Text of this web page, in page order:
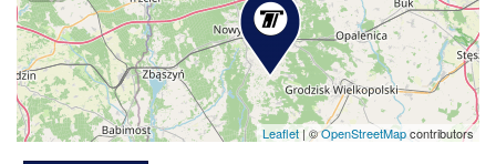
Leaflet | ©OpenStreetMapcontributors